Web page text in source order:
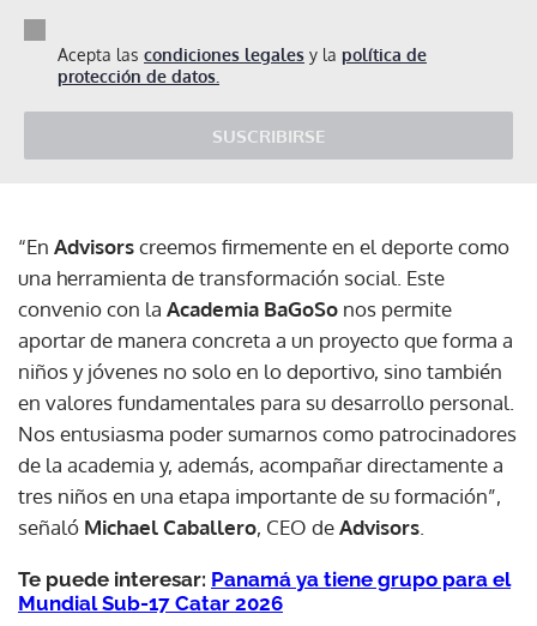
Acepta las condiciones legales y la política de
protección de datos.
SUSCRIBIRSE
“En Advisorscreemos firmemente en el deporte como
una herramienta de transformación social. Este
convenio con la Academia BaGoSo nos permite
aportar de manera concreta a un proyecto que forma a
niños y jóvenes no solo en lo deportivo, sino también
en valores fundamentales para su desarrollo personal.
Nos entusiasma poder sumarnos como patrocinadores
de la academia y, además, acompañar directamente a
tres niños en una etapa importante de su formación”,
señaló Michael Caballero, CEO deAdvisors
Te puede interesar: Panamá ya tiene grupo para el
Mundial Sub-17 Catar 2026